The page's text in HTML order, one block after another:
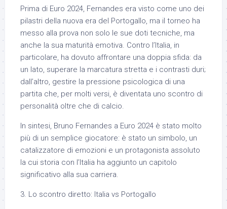
Prima di Euro 2024, Fernandes era visto come uno dei
pilastri della nuova era del Portogallo, ma il torneo ha
messo alla prova non solo le sue doti tecniche, ma
anche la sua maturità emotiva. Contro l’Italia, in
particolare, ha dovuto affrontare una doppia sfida: da
un lato, superare la marcatura stretta e i contrasti duri;
dall’altro, gestire la pressione psicologica di una
partita che, per molti versi, è diventata uno scontro di
personalità oltre che di calcio.
In sintesi, Bruno Fernandes a Euro 2024 è stato molto
più di un semplice giocatore: è stato un simbolo, un
catalizzatore di emozioni e un protagonista assoluto
la cui storia con l’Italia ha aggiunto un capitolo
significativo alla sua carriera.
3. Lo scontro diretto: Italia vs Portogallo